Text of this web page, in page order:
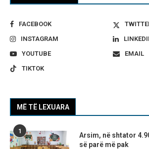
FACEBOOK
INSTAGRAM
YOUTUBE
EMAIL
TIKTOK
MË TË LEXUARA
1
Arsim, në shtator
së parë më pak